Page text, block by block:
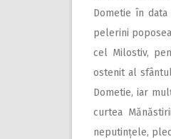
Dometie în
pelerini
cel Milostiv,
ostenit al
Dometie, iar
curtea
neputințele,